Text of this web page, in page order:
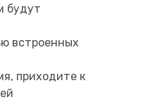
будут
встроенных
приходите к